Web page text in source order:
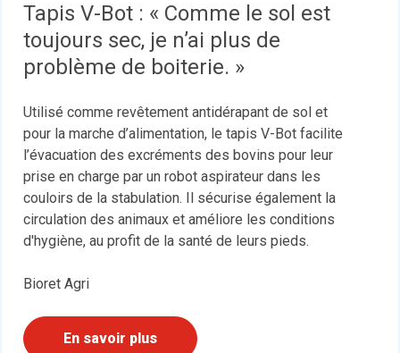
Tapis V-Bot : « Comme le sol est
toujours sec, je n’ai plus de
problème de boiterie. »
Utilisé comme revêtement antidérapant de sol et
pour la marche d’alimentation, le tapis V-Bot facilite
l’évacuation des excréments des bovins pour leur
prise en charge par un robot aspirateur dans les
couloirs de la stabulation. Il sécurise également la
circulation des animaux et améliore les conditions
d'hygiène, au profit de la santé de leurs pieds.
Bioret Agri
En savoir plus